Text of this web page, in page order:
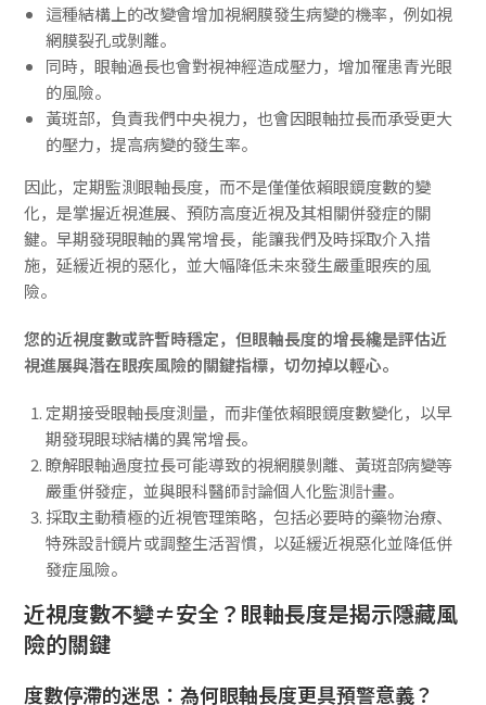
這種結構上的改變會增加視網膜發生病變的機率，例如視
網膜裂孔或剝離。
同時，眼軸過長也會對視神經造成壓力，增加罹患青光眼
的風險。
黃斑部，負責我們中央視力，也會因眼軸拉長而承受更大
的壓力，提高病變的發生率。
因此，定期監測眼軸長度，而不是僅僅依賴眼鏡度數的變
化，是掌握近視進展、預防高度近視及其相關併發症的關
鍵。早期發現眼軸的異常增長，能讓我們及時採取介入措
施，延緩近視的惡化，並大幅降低未來發生嚴重眼疾的風
險。
您的近視度數或許暫時穩定，但眼軸長度的增長纔是評估近
視進展與潛在眼疾風險的關鍵指標，切勿掉以輕心。
定期接受眼軸長度測量，而非僅依賴眼鏡度數變化，以早
期發現眼球結構的異常增長。
瞭解眼軸過度拉長可能導致的視網膜剝離、黃斑部病變等
嚴重併發症，並與眼科醫師討論個人化監測計畫。
採取主動積極的近視管理策略，包括必要時的藥物治療、
特殊設計鏡片或調整生活習慣，以延緩近視惡化並降低併
發症風險。
近視度數不變≠安全？眼軸長度是揭示隱藏風
險的關鍵
度數停滯的迷思：為何眼軸長度更具預警意義？